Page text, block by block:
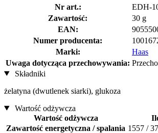
Nr art.:
EDH-
Zawartość:
30 g
EAN:
Numer producenta:
Marki:
Haas
Uwaga dotycząca przechowywania:
Składniki
żelatyna (dwutlenek siarki), glukoza
Wartość odżywcza
Wartość odżywcza
Zawartość energetyczna / spalania 1557 /